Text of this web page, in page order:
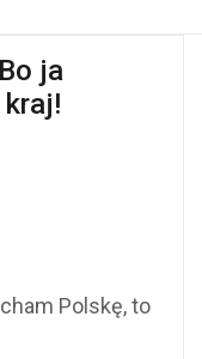
ja
Polskę, to